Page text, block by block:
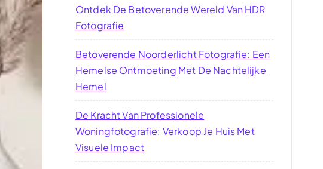
Ontdek De Betoverende Wereld Van HDR
Fotografie
Betoverende Noorderlicht Fotografie: Een
Hemelse Ontmoeting Met De Nachtelijke
Hemel
De Kracht Van Professionele
Woningfotografie: Verkoop Je Huis Met
Visuele Impact